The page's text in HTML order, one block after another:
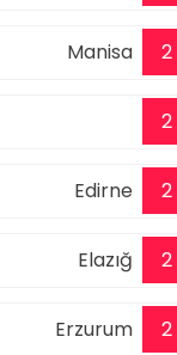
Manisa 2
2
Edirne 2
Elazığ 2
Erzurum 2